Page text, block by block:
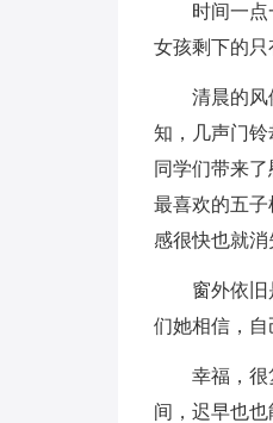
时间一
女孩剩下的只
清晨的风
知，几声门
同学们带来
最喜欢的五
感很快也就消
窗外依
们她相信，自
幸福，很
间，迟早也也